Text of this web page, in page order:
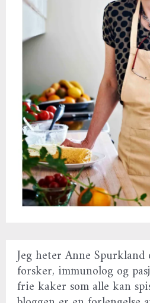
Jeg heter Anne Spurkland
forsker, immunolog og
frie kaker som alle kan